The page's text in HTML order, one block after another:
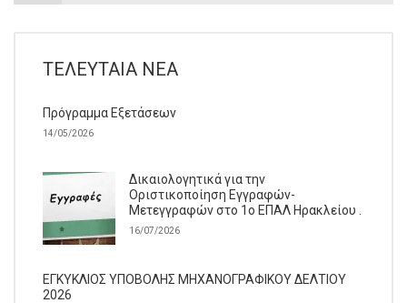
ΤΕΛΕΥΤΑΊΑ ΝΈΑ
Πρόγραμμα Εξετάσεων
14/05/2026
Δικαιολογητικά για την
Οριστικοποίηση Εγγραφών-
Μετεγγραφών στο 1ο ΕΠΑΛ Ηρακλείου .
16/07/2026
ΕΓΚΥΚΛΙΟΣ ΥΠΟΒΟΛΗΣ ΜΗΧΑΝΟΓΡΑΦΙΚΟΥ ΔΕΛΤΙΟΥ
2026